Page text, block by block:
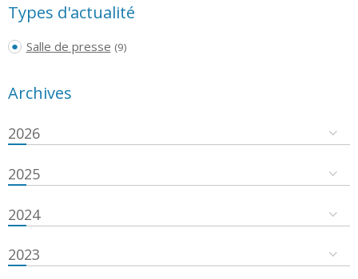
Types d'actualité
Salle de presse (9)
Archives
2026
2025
2024
2023